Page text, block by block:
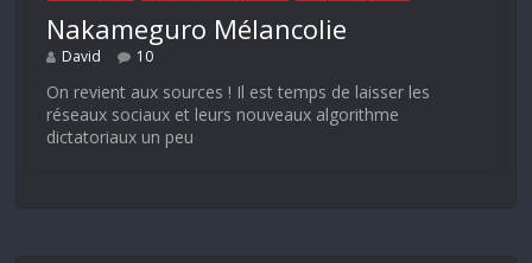
Nakameguro Mélancolie
David 10
On revient aux sources ! Il est temps de laisser les
réseaux sociaux et leurs nouveaux algorithme
dictatoriaux un peu